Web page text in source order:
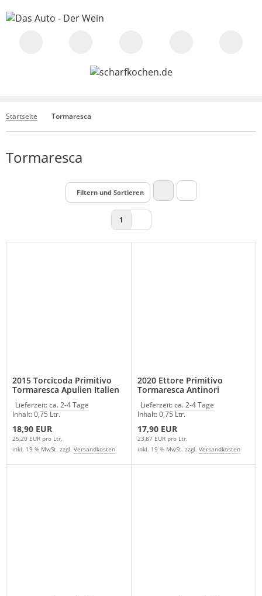
Startseite Tormaresca
Tormaresca
Filtern und Sortieren
1
2015 Torcicoda Primitivo
Tormaresca Apulien Italien
Lieferzeit:ca. 2-4 Tage
Inhalt: 0,75 Ltr.
18,90 EUR
25,20 EUR pro Ltr.
inkl. 19 % MwSt. zzgl. Versandkosten
2020 Ettore Primitivo
Tormaresca Antinori
Lieferzeit:ca. 2-4 Tage
Inhalt: 0,75 Ltr.
17,90 EUR
23,87 EUR pro Ltr.
inkl. 19 % MwSt. zzgl. Versandkosten